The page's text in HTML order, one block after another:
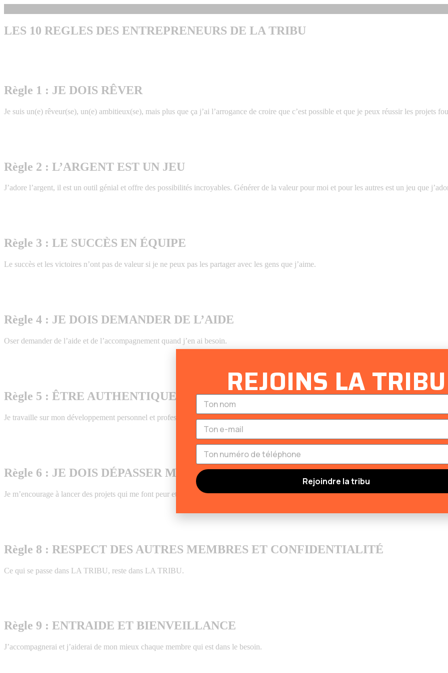
LES 10 REGLES DES ENTREPRENEURS DE LA TRIBU
Règle 1 : JE DOIS RÊVER
Je suis un(e) rêveur(se), un(e) ambitieux(se), mais plus que ça j’ai l’arrogance de croire que c’est possible et que je peux réussir les projets
Règle 2 : L’ARGENT EST UN JEU
J’adore l’argent, il est un outil génial et offre des possibilités incroyables. Générer de la valeur pour moi et pour les autres est un jeu que
Règle 3 : LE SUCCÈS EN ÉQUIPE
Le succès et les victoires n’ont pas de valeur si je ne peux pas les partager avec les gens que j’aime.
Règle 4 : JE DOIS DEMANDER DE L’AIDE
Oser demander de l’aide et de l’accompagnement quand j’en ai besoin.
Règle 5 : ÊTRE AUTHENTIQUE ET TROUVER MON IDENTITÉ
Je travaille sur mon développement personnel et professionnel pour trouver ma voie et ma singularité et l’utiliser pour faire briller mon
Règle 6 : JE DOIS DÉPASSER MES PEURS
Je m’encourage à lancer des projets qui me font peur et à me dépasser dans mes attentes envers mes projets et mes objectifs.
Règle 8 : RESPECT DES AUTRES MEMBRES ET CONFIDENTIALITÉ
Ce qui se passe dans LA TRIBU, reste dans LA TRIBU.
Règle 9 : ENTRAIDE ET BIENVEILLANCE
J’accompagnerai et j’aiderai de mon mieux chaque membre qui est dans le besoin.
REJOINS LA TRIBU
Rejoindre la tribu